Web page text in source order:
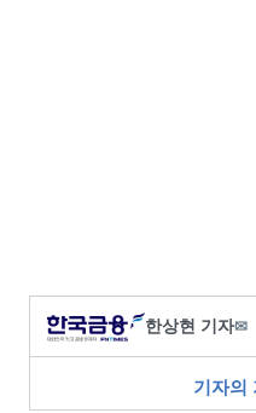
한상현 기자✉
기자의